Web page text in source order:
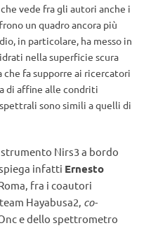
vede fra gli autori anche i
un quadro ancora più
in particolare, ha messo in
nella superficie scura
che fa supporre ai ricercatori
di affine alle condriti
sono simili a quelli di
Nirs3 a bordo
infatti Ernesto
fra i coautori
Hayabusa2, co-
e dello spettrometro